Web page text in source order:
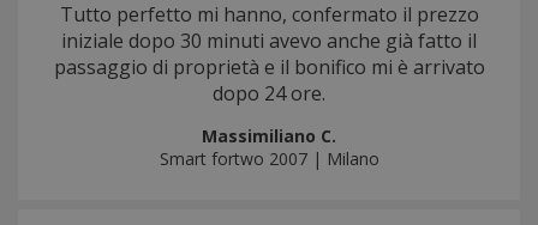
Tutto perfetto mi hanno, confermato il prezzo
iniziale dopo 30 minuti avevo anche già fatto il
passaggio di proprietà e il bonifico mi è arrivato
dopo 24 ore.
Massimiliano C.
Smart fortwo 2007 | Milano